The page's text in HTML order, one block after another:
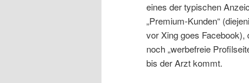
eines der typischen
„Premium-Kunden“
vor Xing goes Facebook),
noch „werbefreie
bis der Arzt kommt.